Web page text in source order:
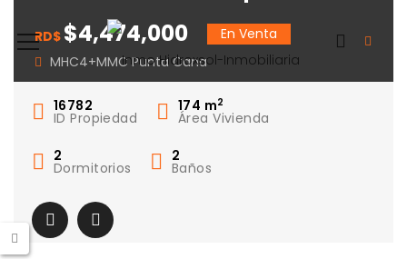
Townhouse en
Bávaro- Residencial
El Ejecutivo
RD$ $4,474,000
En Venta
MHC4+MMC Punta Cana
16782
ID Propiedad
174 m2
Área Vivienda
2
Dormitorios
2
Baños